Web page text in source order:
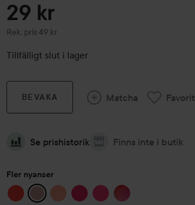
29 kr
Rek. pris 49 kr
Rekommenderat pris 49 kr
Tillfälligt slut i lager
BEVAKA Matcha Favorit
Se prishistorik Finns inte i butik
Fler nyanser